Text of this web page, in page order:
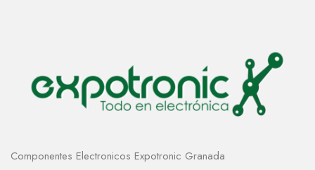
Componentes Electronicos Expotronic Granada